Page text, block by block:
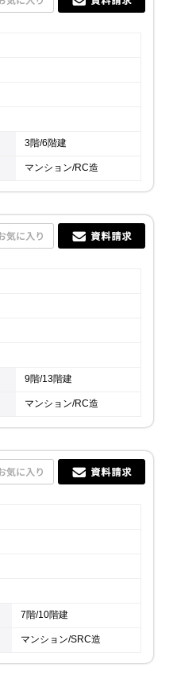
3階/6階建
マンション/RC造
9階/13階建
マンション/RC造
7階/10階建
マンション/SRC造